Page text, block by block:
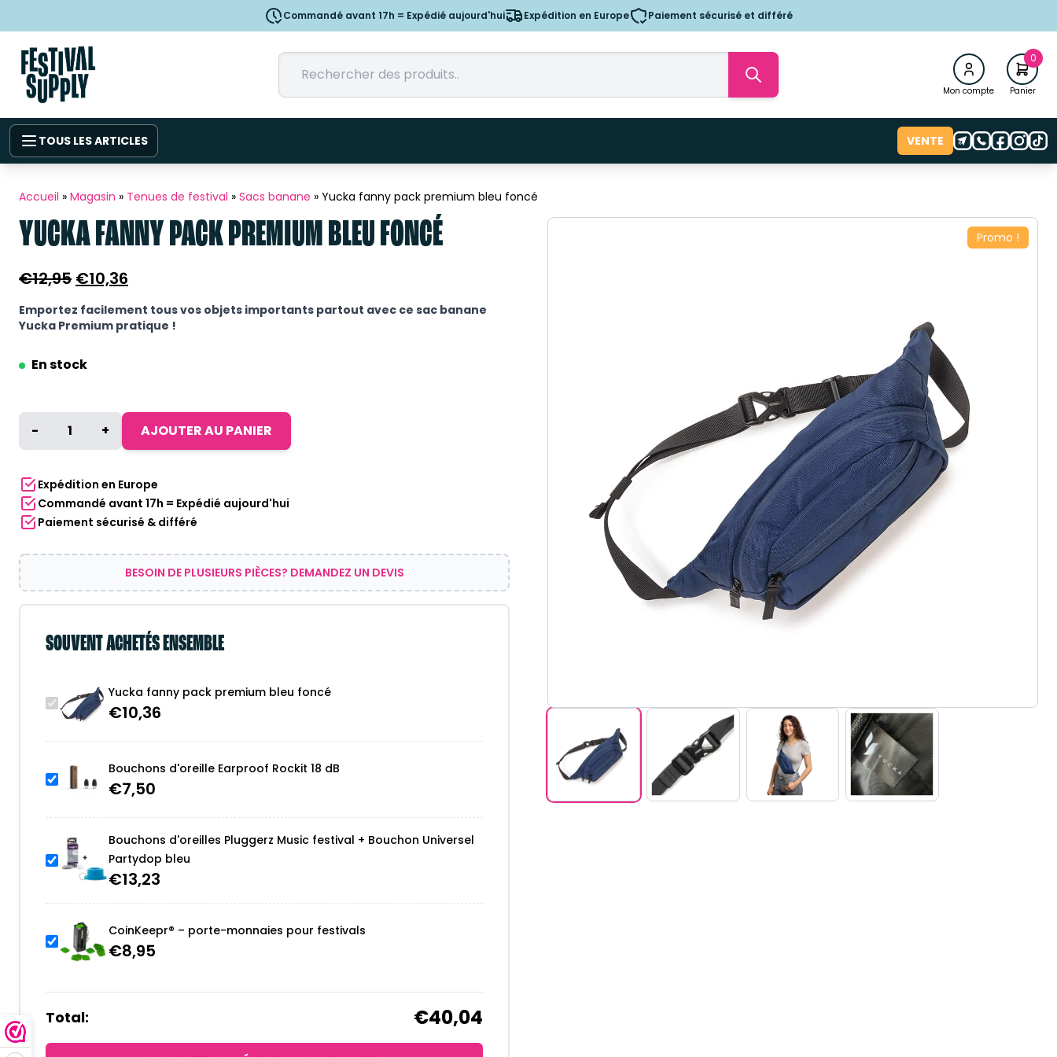
Commandé avant 17h = Expédié aujourd'hui Expédition en Europe Paiement sécurisé et différé
Mon compte
0
Panier
TOUS LES ARTICLES VENTE
Accueil » Magasin » Tenues de festival » Sacs banane » Yucka fanny pack premium bleu foncé
Promo !
YUCKA FANNY PACK PREMIUM BLEU FONCÉ
€12,95 Le
prix
initial
€12,95.
€10,36
actuel
Emportez facilement tous vos objets importants partout avec ce sac banane
Yucka Premium pratique !
En stock
quantité
fanny
pack
premium
bleu
foncé
- + AJOUTER AU PANIER
Expédition en Europe
Commandé avant 17h = Expédié aujourd'hui
Paiement sécurisé & différé
BESOIN DE PLUSIEURS PIÈCES? DEMANDEZ UN DEVIS
SOUVENT ACHETÉS ENSEMBLE
Yucka fanny pack premium bleu foncé
€10,36
Bouchons d'oreille Earproof Rockit 18 dB
€7,50
Bouchons d'oreilles Pluggerz Music festival + Bouchon Universel
Partydop bleu
€13,23
CoinKeepr® – porte-monnaies pour festivals
€8,95
Total: €40,04